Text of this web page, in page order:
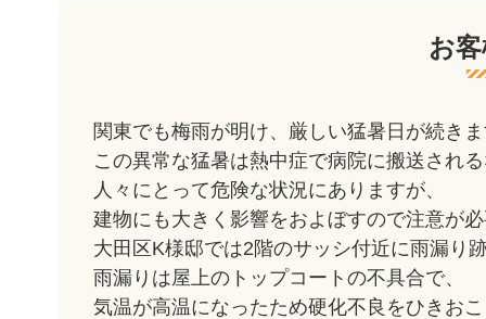
お
関東でも梅雨が明け、厳しい猛暑日が続き
この異常な猛暑は熱中症で病院に搬送され
人々にとって危険な状況にありますが、
建物にも大きく影響をおよぼすので注意が
大田区K様邸では2階のサッシ付近に雨漏り
雨漏りは屋上のトップコートの不具合で、
気温が高温になったため硬化不良をひきお